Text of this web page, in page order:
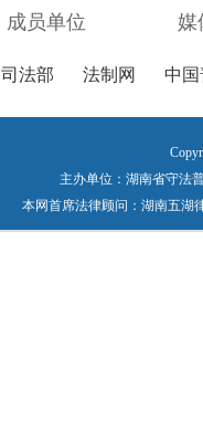
成员单位 媒
司法部 法制网 中
主办单位：湖南省守法
本网首席法律顾问：湖南五湖